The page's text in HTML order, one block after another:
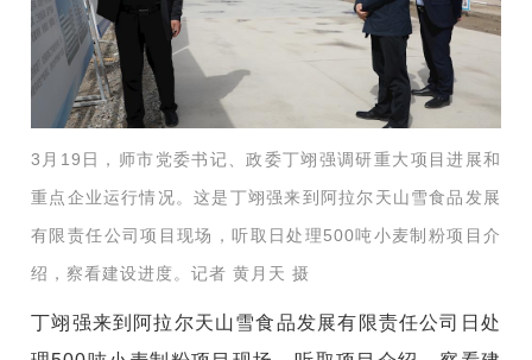
3月19日，师市党委书记、政委丁翊强调研重大项目进展和
重点企业运行情况。这是丁翊强来到阿拉尔天山雪食品发展
有限责任公司项目现场，听取日处理500吨小麦制粉项目介
绍，察看建设进度。记者 黄月天 摄
丁翊强来到阿拉尔天山雪食品发展有限责任公司日处